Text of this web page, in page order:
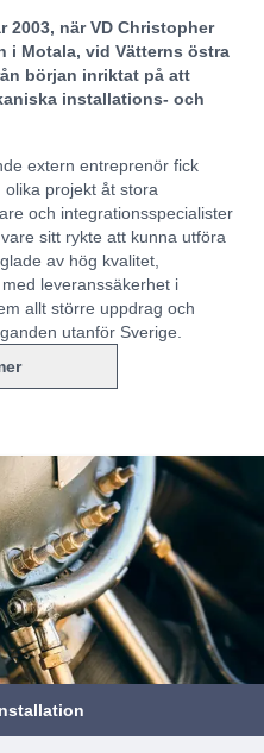
när VD Christopher
i Motala, vid Vätterns östra
början inriktat på att
installations- och
extern entreprenör fick
projekt åt stora
och integrationsspecialister
sitt rykte att kunna utföra
av hög kvalitet,
leveranssäkerhet i
allt större uppdrag och
utanför Sverige.